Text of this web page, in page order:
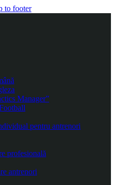
to footer
Manager”
pentru antrenori
profesională
antrenori